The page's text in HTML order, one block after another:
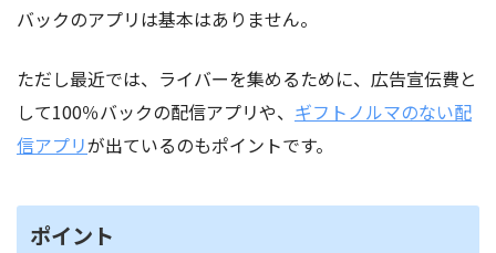
バックのアプリは基本はありません。
ただし最近では、ライバーを集めるために、広告宣伝費と
して100％バックの配信アプリや、 ギフトノルマのない配
信アプリが出ているのもポイントです。
ポイント